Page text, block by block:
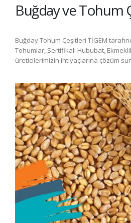
Buğday ve Tohum
Buğday Tohum Çeşitleri TİGEM
Tohumlar, Sertifikalı Hububat,
üreticilerimizin ihtiyaçlarına çözüm